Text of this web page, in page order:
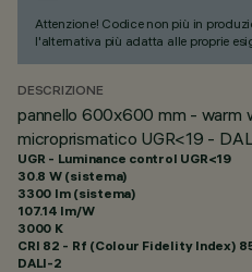
Attenzione! Codice non più in
l'alternativa più adatta alle proprie
DESCRIZIONE
pannello 600x600 mm - warm
microprismatico UGR<19 -
UGR - Luminance control UGR<19
30.8 W (sistema)
3300 lm (sistema)
107.14 lm/W
3000 K
CRI 82 - Rf (Colour Fidelity Index)
DALI-2